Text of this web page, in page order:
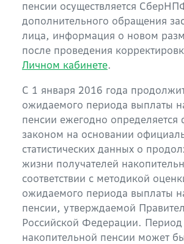
пенсии осуществляется
дополнительного обращения
лица, информация о новом
после проведения
Личном кабинете.
С 1 января 2016 года
ожидаемого периода выплаты
пенсии ежегодно
законом на основании
статистических данных о
жизни получателей
соответствии с методикой
ожидаемого периода выплаты
пенсии, утверждаемой
Российской Федерации.
накопительной пенсии может